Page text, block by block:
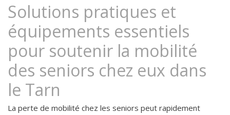
Solutions pratiques et
équipements essentiels
pour soutenir la mobilité
des seniors chez eux dans
le Tarn
La perte de mobilité chez les seniors peut rapidement